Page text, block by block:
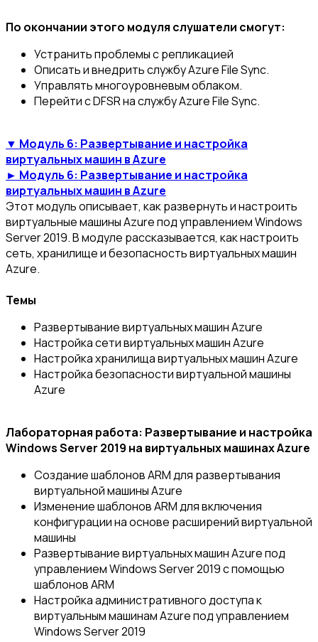
По окончании этого модуля слушатели смогут:
Устранить проблемы с репликацией
Описать и внедрить службу Azure File Sync.
Управлять многоуровневым облаком.
Перейти с DFSR на службу Azure File Sync.
▼ Модуль 6: Развертывание и настройка
виртуальных машин в Azure
► Модуль 6: Развертывание и настройка
виртуальных машин в Azure
Этот модуль описывает, как развернуть и настроить
виртуальные машины Azure под управлением Windows
Server 2019. В модуле рассказывается, как настроить
сеть, хранилище и безопасность виртуальных машин
Azure.
Темы
Развертывание виртуальных машин Azure
Настройка сети виртуальных машин Azure
Настройка хранилища виртуальных машин Azure
Настройка безопасности виртуальной машины
Azure
Лабораторная работа: Развертывание и настройка
Windows Server 2019 на виртуальных машинах Azure
Создание шаблонов ARM для развертывания
виртуальной машины Azure
Изменение шаблонов ARM для включения
конфигурации на основе расширений виртуальной
машины
Развертывание виртуальных машин Azure под
управлением Windows Server 2019 с помощью
шаблонов ARM
Настройка административного доступа к
виртуальным машинам Azure под управлением
Windows Server 2019